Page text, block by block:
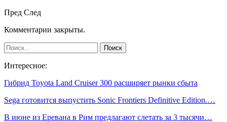
Пред След
Комментарии закрыты.
Интересное:
Гибрид Toyota Land Cruiser 300 расширяет рынки сбыта
Sega готовится выпустить Sonic Frontiers Definitive Edition.…
В июне из Еревана в Рим предлагают слетать за 3 тысячи…